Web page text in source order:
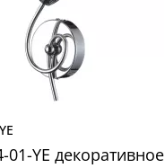
01-YE декоративное